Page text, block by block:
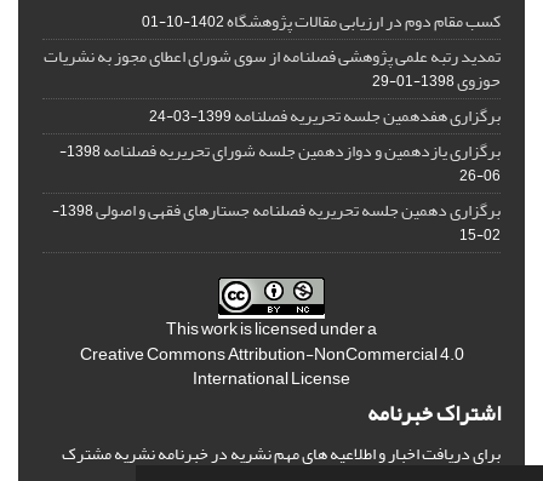
کسب مقام دوم در ارزیابی مقالات پژوهشگاه1402-10-01
تمدید رتبه علمی پژوهشی فصلنامه از سوی شورای اعطای مجوز به نشریات
حوزوی1398-01-29
برگزاری هفدهمین جلسه تحریریه فصلنامه1399-03-24
برگزاری یازدهمین و دوازدهمین جلسه شورای تحریریه فصلنامه
1398-
06-26
برگزاری دهمین جلسه تحریریه فصلنامه جستارهای فقهی و اصولی
1398-
02-15
This work is licensed under a
Creative Commons Attribution-NonCommercial 4.0
International License
اشتراک خبرنامه
برای دریافت اخبار و اطلاعیه های مهم نشریه در خبرنامه نشریه مشترک